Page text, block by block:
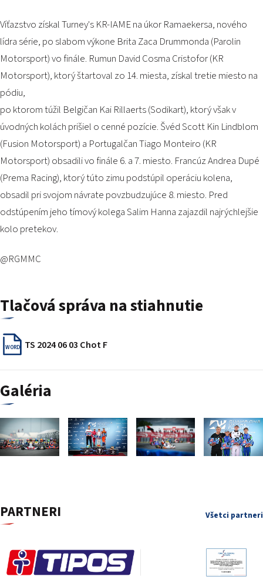
Víťazstvo získal Turney's KR-IAME na úkor Ramaekersa, nového
lídra série, po slabom výkone Brita Zaca Drummonda (Parolin
Motorsport) vo finále. Rumun David Cosma Cristofor (KR
Motorsport), ktorý štartoval zo 14. miesta, získal tretie miesto na
pódiu,
po ktorom túžil Belgičan Kai Rillaerts (Sodikart), ktorý však v
úvodných kolách prišiel o cenné pozície. Švéd Scott Kin Lindblom
(Fusion Motorsport) a Portugalčan Tiago Monteiro (KR
Motorsport) obsadili vo finále 6. a 7. miesto. Francúz Andrea Dupé
(Prema Racing), ktorý túto zimu podstúpil operáciu kolena,
obsadil pri svojom návrate povzbudzujúce 8. miesto. Pred
odstúpením jeho tímový kolega Salim Hanna zajazdil najrýchlejšie
kolo pretekov.
@RGMMC
Tlačová správa na stiahnutie
WORD TS 2024 06 03 Chot F
Galéria
PARTNERI Všetci partneri